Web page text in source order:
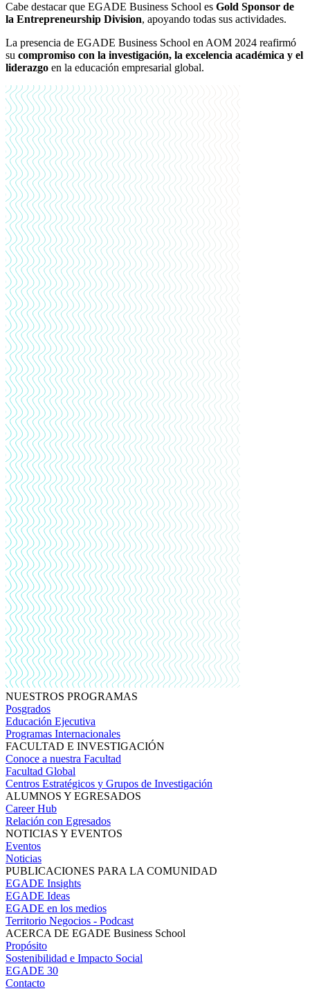
Cabe destacar que EGADE Business School es Gold Sponsor de
la Entrepreneurship Division, apoyando todas sus actividades.
La presencia de EGADE Business School en AOM 2024 reafirmó
su compromiso con la investigación, la excelencia académica y el
liderazgo en la educación empresarial global.
NUESTROS PROGRAMAS
Posgrados
Educación Ejecutiva
Programas Internacionales
FACULTAD E INVESTIGACIÓN
Conoce a nuestra Facultad
Facultad Global
Centros Estratégicos y Grupos de Investigación
ALUMNOS Y EGRESADOS
Career Hub
Relación con Egresados
NOTICIAS Y EVENTOS
Eventos
Noticias
PUBLICACIONES PARA LA COMUNIDAD
EGADE Insights
EGADE Ideas
EGADE en los medios
Territorio Negocios - Podcast
ACERCA DE EGADE Business School
Propósito
Sostenibilidad e Impacto Social
EGADE 30
Contacto